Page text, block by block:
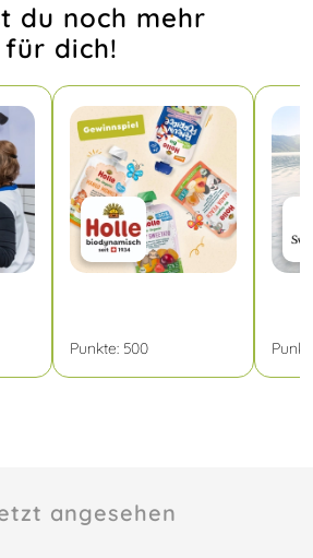
du noch mehr
für dich!
Punkte: 500
angesehen